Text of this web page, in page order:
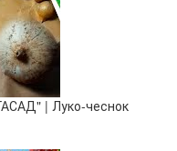
| Луко-чеснок